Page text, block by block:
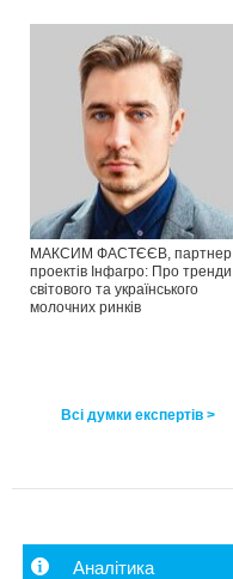
МАКСИМ ФАСТЄЄВ, партнер
проектів Інфагро: Про тренди
світового та українського
молочних ринків
Всі думки експертів >
Аналітика